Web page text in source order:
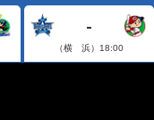
-
（横 浜） 18:00